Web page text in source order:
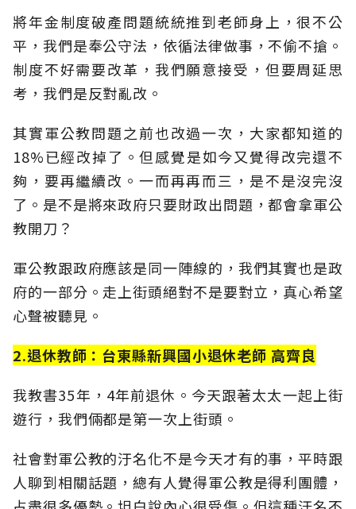
將年金制度破產問題統統推到老師身上，很不公
平，我們是奉公守法，依循法律做事，不偷不搶。
制度不好需要改革，我們願意接受，但要周延思
考，我們是反對亂改。
其實軍公教問題之前也改過一次，大家都知道的
18%已經改掉了。但感覺是如今又覺得改完還不
夠，要再繼續改。一而再再而三，是不是沒完沒
了。是不是將來政府只要財政出問題，都會拿軍公
教開刀？
軍公教跟政府應該是同一陣線的，我們其實也是政
府的一部分。走上街頭絕對不是要對立，真心希望
心聲被聽見。
2.退休教師：台東縣新興國小退休老師 高齊良
我教書35年，4年前退休。今天跟著太太一起上街
遊行，我們倆都是第一次上街頭。
社會對軍公教的汙名化不是今天才有的事，平時跟
人聊到相關話題，總有人覺得軍公教是得利團體，